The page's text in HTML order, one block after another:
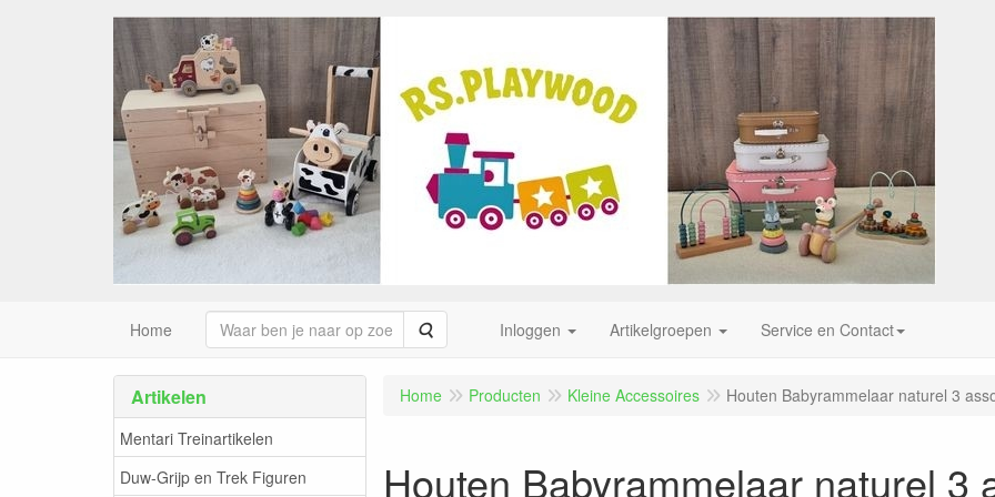
Home Zoeken Inloggen Artikelgroepen Service en Contact
Artikelen
Mentari Treinartikelen
Duw-Grijp en Trek Figuren
Home Producten Kleine Accessoires Houten Babyrammelaar naturel 3
Houten Babyrammelaar naturel 3